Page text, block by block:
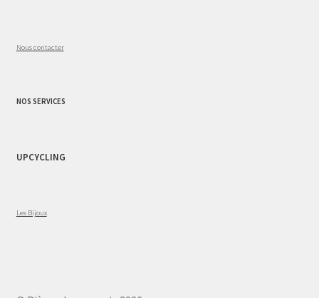
Nous contacter
NOS SERVICES
UPCYCLING
Les Bijoux